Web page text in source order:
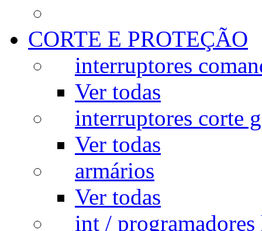
CORTE E PROTEÇÃO
interruptores
Ver todas
interruptores corte
Ver todas
armários
Ver todas
int / programadores